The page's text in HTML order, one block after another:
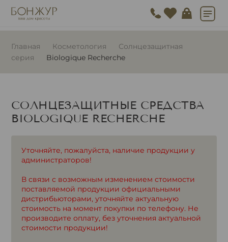
Главная Косметология
Солнцезащитная
серия
Biologique Recherche
СОЛНЦЕЗАЩИТНЫЕ СРЕДСТВА
BIOLOGIQUE RECHERCHE
Уточняйте, пожалуйста, наличие продукции у
администраторов!
В связи с возможным изменением стоимости
поставляемой продукции официальными
дистрибьюторами, уточняйте актуальную
стоимость на момент покупки по телефону. Не
производите оплату, без уточнения актуальной
стоимости продукции!